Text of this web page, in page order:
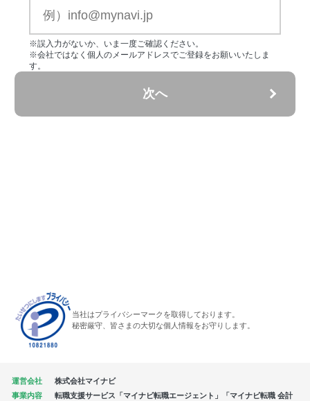
※誤入力がないか、いま一度ご確認ください。
※会社ではなく個人のメールアドレスでご登録をお願いいたしま
す。
次へ
当社はプライバシーマークを取得しております。
秘密厳守、皆さまの大切な個人情報をお守りします。
運営会社
株式会社マイナビ
事業内容
転職支援サービス「マイナビ転職エージェント」「マイナビ転職 会計